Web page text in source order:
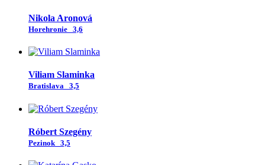
Nikola Aronová
Horehronie 3,6
Viliam Slaminka
Bratislava 3,5
Róbert Szegény
Pezinok 3,5